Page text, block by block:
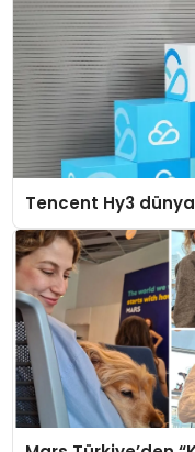
Tencent Hy3